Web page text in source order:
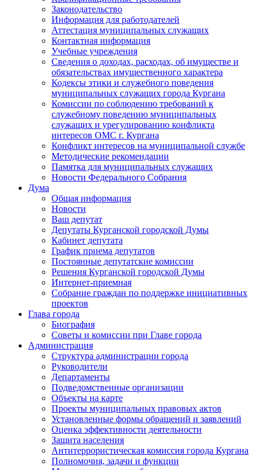
Законодательство
Информация для работодателей
Аттестация муниципальных служащих
Контактная информация
Учебные учреждения
Сведения о доходах, расходах, об имуществе и
обязательствах имущественного характера
Кодексы этики и служебного поведения
муниципальных служащих города Кургана
Комиссии по соблюдению требований к
служебному поведению муниципальных
служащих и урегулированию конфликта
интересов ОМС г. Кургана
Конфликт интересов на муниципальной службе
Методические рекомендации
Памятка для муниципальных служащих
Новости Федерального Cобрания
Дума
Общая информация
Новости
Ваш депутат
Депутаты Курганской городской Думы
Кабинет депутата
График приема депутатов
Постоянные депутатские комиссии
Решения Курганской городской Думы
Интернет-приемная
Собрание граждан по поддержке инициативных
проектов
Глава города
Биография
Советы и комиссии при Главе города
Администрация
Структура администрации города
Руководители
Департаменты
Подведомственные организации
Объекты на карте
Проекты муниципальных правовых актов
Установленные формы обращений и заявлений
Оценка эффективности деятельности
Защита населения
Антитеррористическая комиссия города Кургана
Полномочия, задачи и функции